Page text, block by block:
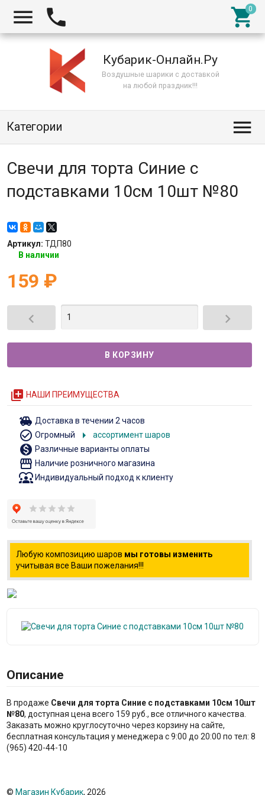
  
Кубарик-Онлайн.Ру
Воздушные шарики с доставкой
на любой праздник!!!
Категории 
Свечи для торта Синие с
подставками 10см 10шт №80
Артикул: ТДП80
В наличии
159 ₽
 
queue НАШИ ПРЕИМУЩЕСТВА
toys Доставка в течении 2 часов
check_circle_outline Огромный arrow_right ассортимент шаров
monetization_on Различные варианты оплаты
storefront Наличие розничного магазина
diversity_1Индивидуальный подход к клиенту
Любую композицию шаров мы готовы изменить
учитывая все Ваши пожелания!!!
Описание
В продаже Свечи для торта Синие с подставками 10см 10шт
№80, доступная цена всего 159 руб., все отличного качества.
Заказать можно круглосуточно через корзину на сайте,
бесплатная консультация у менеджера с 9:00 до 20:00 по тел: 8
(965) 420-44-10
© Магазин Кубарик, 2026